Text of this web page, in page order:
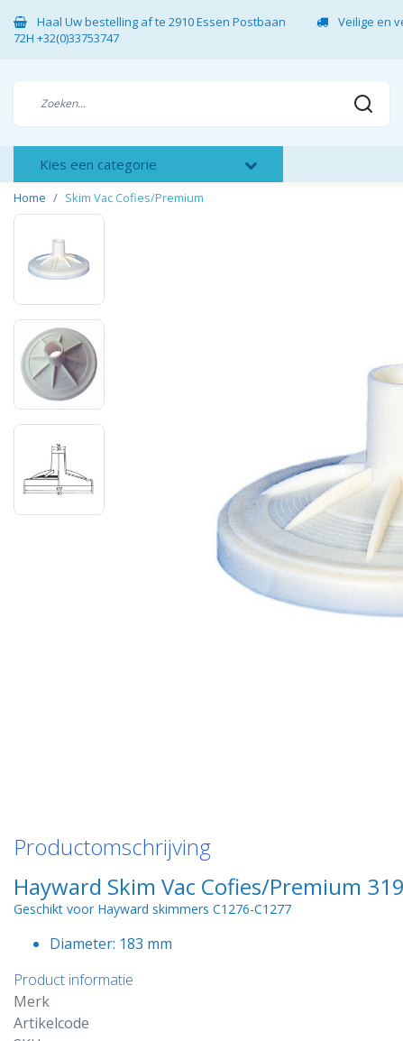
Haal Uw bestelling af te 2910 Essen Postbaan
72H +32(0)33753747
Veilige en
Kies een categorie
Home Skim Vac Cofies/Premium
Productomschrijving
Hayward Skim Vac Cofies/Premium
Geschikt voor Hayward skimmers C1276-C1277
Diameter: 183 mm
Product informatie
Merk
Artikelcode